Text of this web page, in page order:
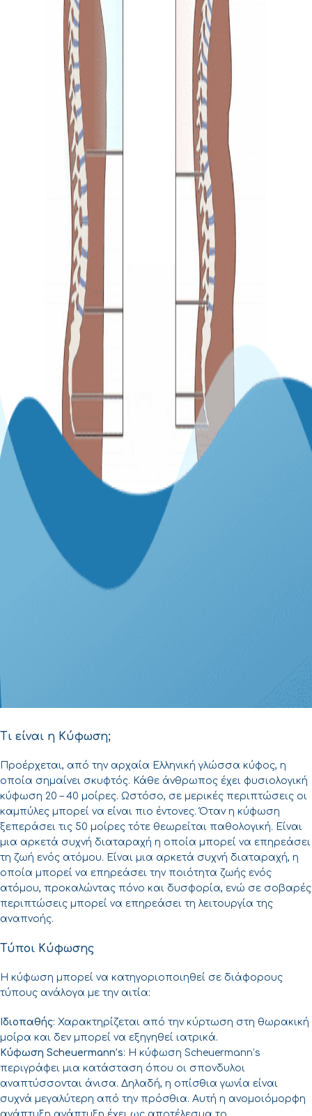
Τι είναι η Κύφωση;
Προέρχεται, από την αρχαία Ελληνική γλώσσα κύφος, η
οποία σημαίνει σκυφτός. Κάθε άνθρωπος έχει φυσιολογική
κύφωση 20 – 40 μοίρες. Ωστόσο, σε μερικές περιπτώσεις οι
καμπύλες μπορεί να είναι πιο έντονες. Όταν η κύφωση
ξεπεράσει τις 50 μοίρες τότε θεωρείται παθολογική. Είναι
μια αρκετά συχνή διαταραχή η οποία μπορεί να επηρεάσει
τη ζωή ενός ατόμου. Είναι μια αρκετά συχνή διαταραχή, η
οποία μπορεί να επηρεάσει την ποιότητα ζωής ενός
ατόμου, προκαλώντας πόνο και δυσφορία, ενώ σε σοβαρές
περιπτώσεις μπορεί να επηρεάσει τη λειτουργία της
αναπνοής.
Τύποι Κύφωσης
Η κύφωση μπορεί να κατηγοριοποιηθεί σε διάφορους
τύπους ανάλογα με την αιτία:
Ιδιοπαθής: Χαρακτηρίζεται από την κύρτωση στη θωρακική
μοίρα και δεν μπορεί να εξηγηθεί ιατρικά.
Κύφωση Scheuermann’s: H κύφωση Scheuermann’s
περιγράφει μια κατάσταση όπου οι σπονδυλοι
αναπτύσσονται άνισα. Δηλαδή, η οπίσθια γωνία είναι
συχνά μεγαλύτερη από την πρόσθια. Αυτή η ανομοιόμορφη